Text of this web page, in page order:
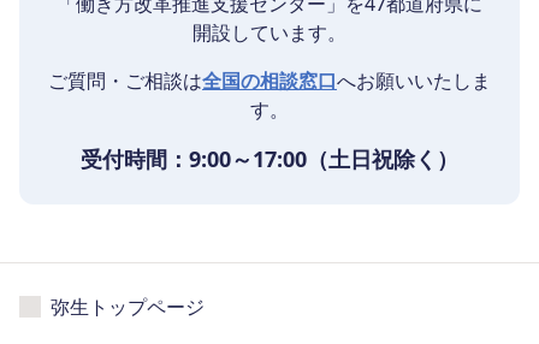
開設しています。
ご質問・ご相談は全国の相談窓口へお願いいたしま
す。
受付時間：9:00～17:00（土日祝除く）
弥生トップページ